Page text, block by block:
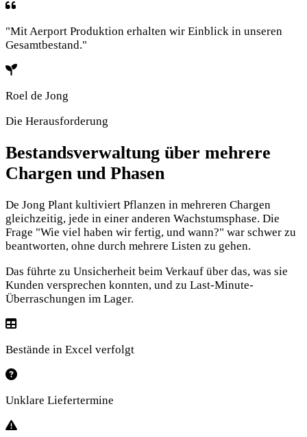
"Mit Aerport Produktion erhalten wir Einblick in unseren
Gesamtbestand."
Roel de Jong
Die Herausforderung
Bestandsverwaltung über mehrere
Chargen und Phasen
De Jong Plant kultiviert Pflanzen in mehreren Chargen
gleichzeitig, jede in einer anderen Wachstumsphase. Die
Frage "Wie viel haben wir fertig, und wann?" war schwer zu
beantworten, ohne durch mehrere Listen zu gehen.
Das führte zu Unsicherheit beim Verkauf über das, was sie
Kunden versprechen konnten, und zu Last-Minute-
Überraschungen im Lager.
Bestände in Excel verfolgt
Unklare Liefertermine